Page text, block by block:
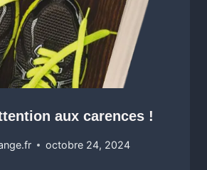
aux carences !
octobre 24, 2024